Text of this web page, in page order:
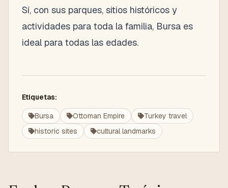
Sí, con sus parques, sitios históricos y
actividades para toda la familia, Bursa es
ideal para todas las edades.
Etiquetas:
Bursa Ottoman Empire
Turkey travel
historic sites
cultural landmarks